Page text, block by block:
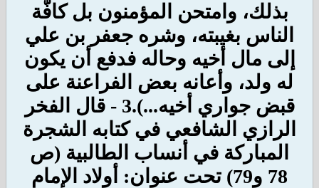
بذلك، وامتحن المؤمنون بل كافّة
الناس بغيبته، وشره جعفر بن علي
إلى مال أخيه وحاله فدفع أن يكون
له ولد، وأعانه بعض الفراعنة على
قبض جواري أخيه...). 3 - قال الفخر
الرازي الشافعي في كتابه الشجرة
المباركة في أنساب الطالبية (ص
78 و79) تحت عنوان: أولاد الإمام